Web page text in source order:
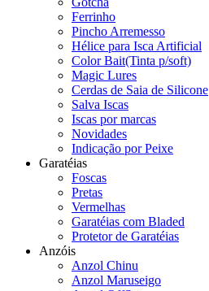
Ferrinho
Pincho Arremesso
Hélice para Isca Artificial
Color Bait(Tinta p/soft)
Magic Lures
Cerdas de Saia de Silicone
Salva Iscas
Iscas por marcas
Novidades
Indicação por Peixe
Garatéias
Foscas
Pretas
Vermelhas
Garatéias com Bladed
Protetor de Garatéias
Anzóis
Anzol Chinu
Anzol Maruseigo